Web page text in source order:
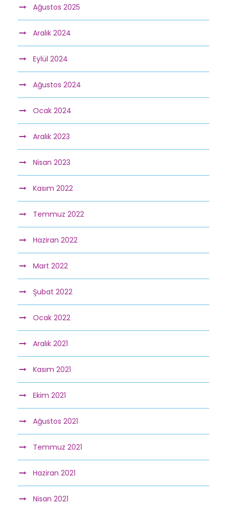
Ağustos 2025
Aralık 2024
Eylül 2024
Ağustos 2024
Ocak 2024
Aralık 2023
Nisan 2023
Kasım 2022
Temmuz 2022
Haziran 2022
Mart 2022
Şubat 2022
Ocak 2022
Aralık 2021
Kasım 2021
Ekim 2021
Ağustos 2021
Temmuz 2021
Haziran 2021
Nisan 2021